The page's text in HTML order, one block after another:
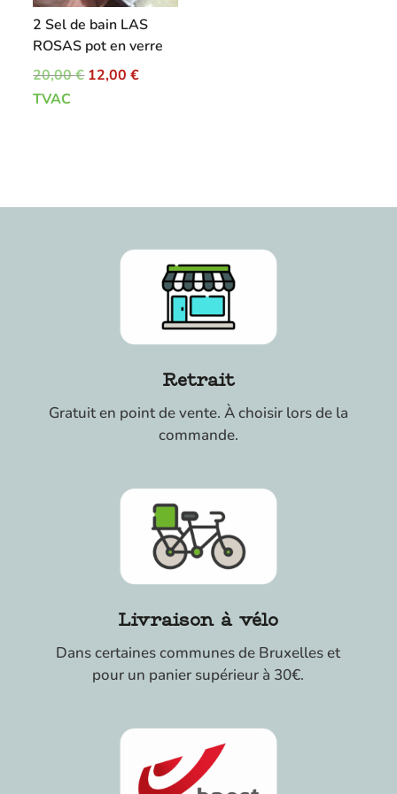
2 Sel de bain LAS
ROSAS pot en verre
20,00€ Le
12,00€Le
TVAC
Retrait
Gratuit en point de vente. À choisir lors de la
commande.
Livraison à vélo
Dans certaines communes de Bruxelles et
pour un panier supérieur à 30€.